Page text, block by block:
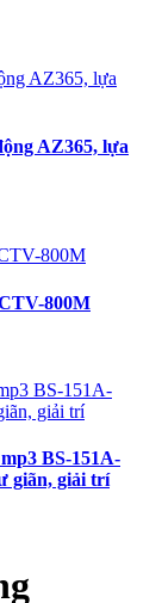
AZ365, lựa
800M
BS-151A-
giãn, giải trí